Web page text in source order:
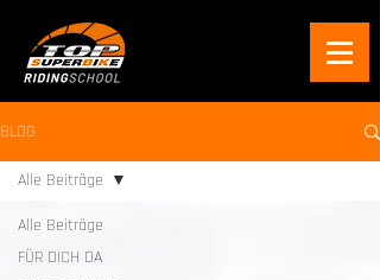
BLOG
Alle Beiträge
FÜR DICH DA
Alle Beiträge